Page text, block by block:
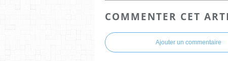
COMMENTER CET
Ajouter un commentaire